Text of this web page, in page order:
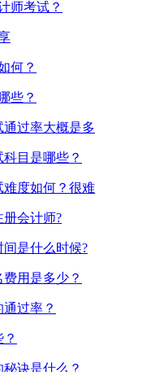
师考试？
何？
些？
通过率大概是多
目是哪些？
难度如何？很难
会计师?
是什么时候?
用是多少？
过率？
诀是什么？